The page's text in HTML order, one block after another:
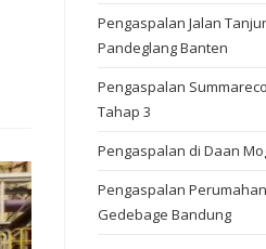
Pengaspalan Jalan
Pandeglang Banten
Pengaspalan
Tahap 3
Pengaspalan di Daan
Pengaspalan
Gedebage Bandung